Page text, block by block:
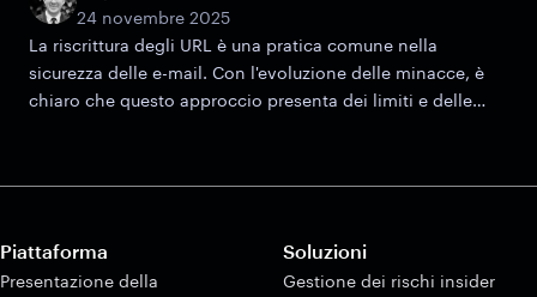
24 novembre 2025
La riscrittura degli URL è una pratica comune nella
sicurezza delle e-mail. Con l'evoluzione delle minacce, è
chiaro che questo approccio presenta dei limiti e delle
Piattaforma
Presentazione della
Soluzioni
Gestione dei rischi insider